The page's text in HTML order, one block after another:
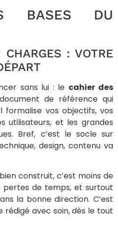
BASES DU
: VOTRE
sans lui : le cahier des
de référence qui
formalise vos objectifs, vos
utilisateurs, et les grandes
Bref, c’est le socle sur
design, contenu va
construit, c’est moins de
pertes de temps, et surtout
la bonne direction. C’est
rédigé avec soin, dès le tout